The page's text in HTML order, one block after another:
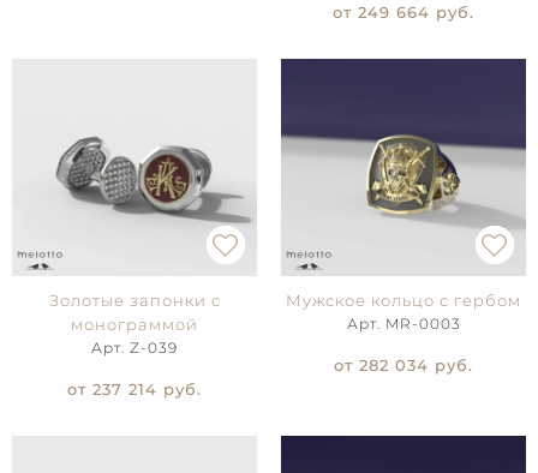
от 249 664 руб.
Золотые запонки с
монограммой
Арт. Z-039
от 237 214 руб.
Мужское кольцо с гербом
Арт. MR-0003
от 282 034 руб.